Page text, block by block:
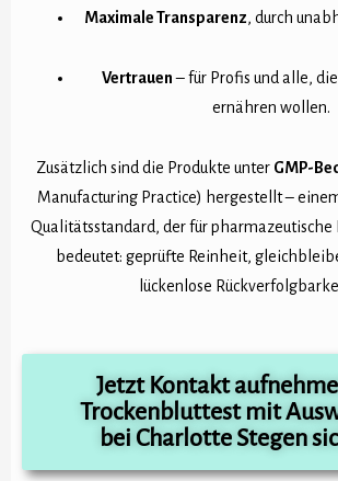
Maximale Transparenz, durch
Vertrauen– für Profis und alle,
ernähren wollen.
Zusätzlich sind die Produkte unter GMP-
Manufacturing Practice) hergestellt –
Qualitätsstandard, der für pharmazeutische
bedeutet: geprüfte Reinheit,
lückenlose
Jetzt Kontakt
Trockenbluttest mit
bei Charlotte Stegen